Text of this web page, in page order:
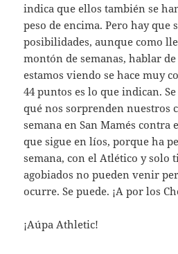
indica que ellos también se
peso de encima. Pero hay que
posibilidades, aunque como
montón de semanas, hablar
estamos viendo se hace muy
44 puntos es lo que indican.
qué nos sorprenden nuestros
semana en San Mamés contra
que sigue en líos, porque ha
semana, con el Atlético y solo
agobiados no pueden venir
ocurre. Se puede. ¡A por los
¡Aúpa Athletic!